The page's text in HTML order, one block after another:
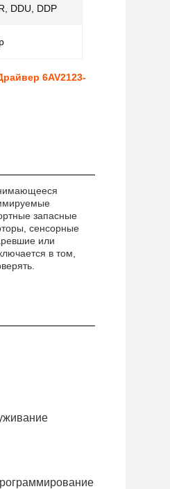
DDU, DDP
6AV2123-
запасные
сенсорные
или
в том,